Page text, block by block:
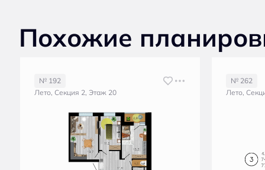
Похожие
№ 192
Лето, Секция 2, Этаж 20
№ 262
Лето,